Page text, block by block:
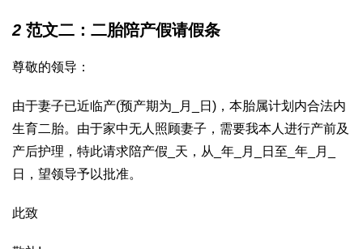
2 范文二：二胎陪产假请假条
尊敬的领导：
由于妻子已近临产(预产期为_月_日)，本胎属计划内合法内
生育二胎。由于家中无人照顾妻子，需要我本人进行产前及
产后护理，特此请求陪产假_天，从_年_月_日至_年_月_
日，望领导予以批准。
此致